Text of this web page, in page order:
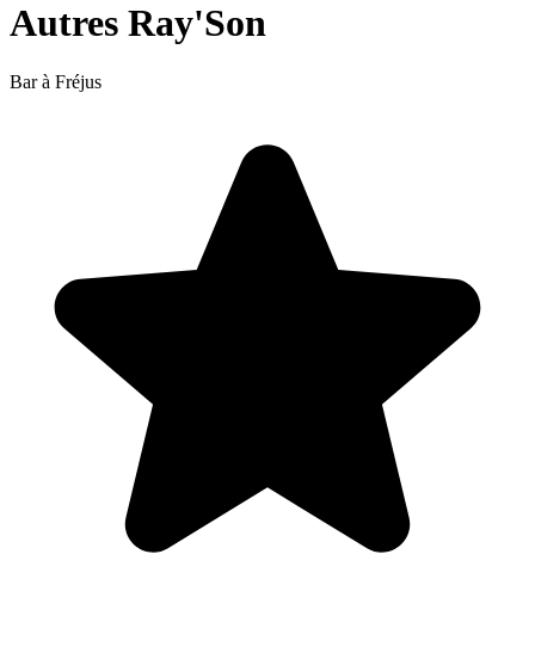
Autres Ray'Son
Bar à Fréjus